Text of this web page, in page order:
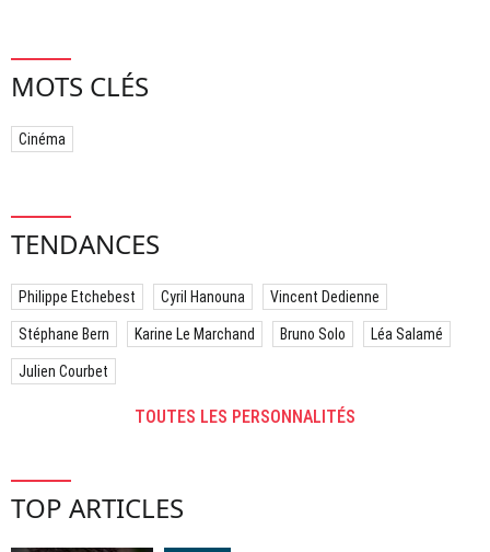
MOTS CLÉS
Cinéma
TENDANCES
Philippe Etchebest Cyril Hanouna Vincent Dedienne
Stéphane Bern Karine Le Marchand Bruno Solo Léa Salamé
Julien Courbet
TOUTES LES PERSONNALITÉS
TOP ARTICLES